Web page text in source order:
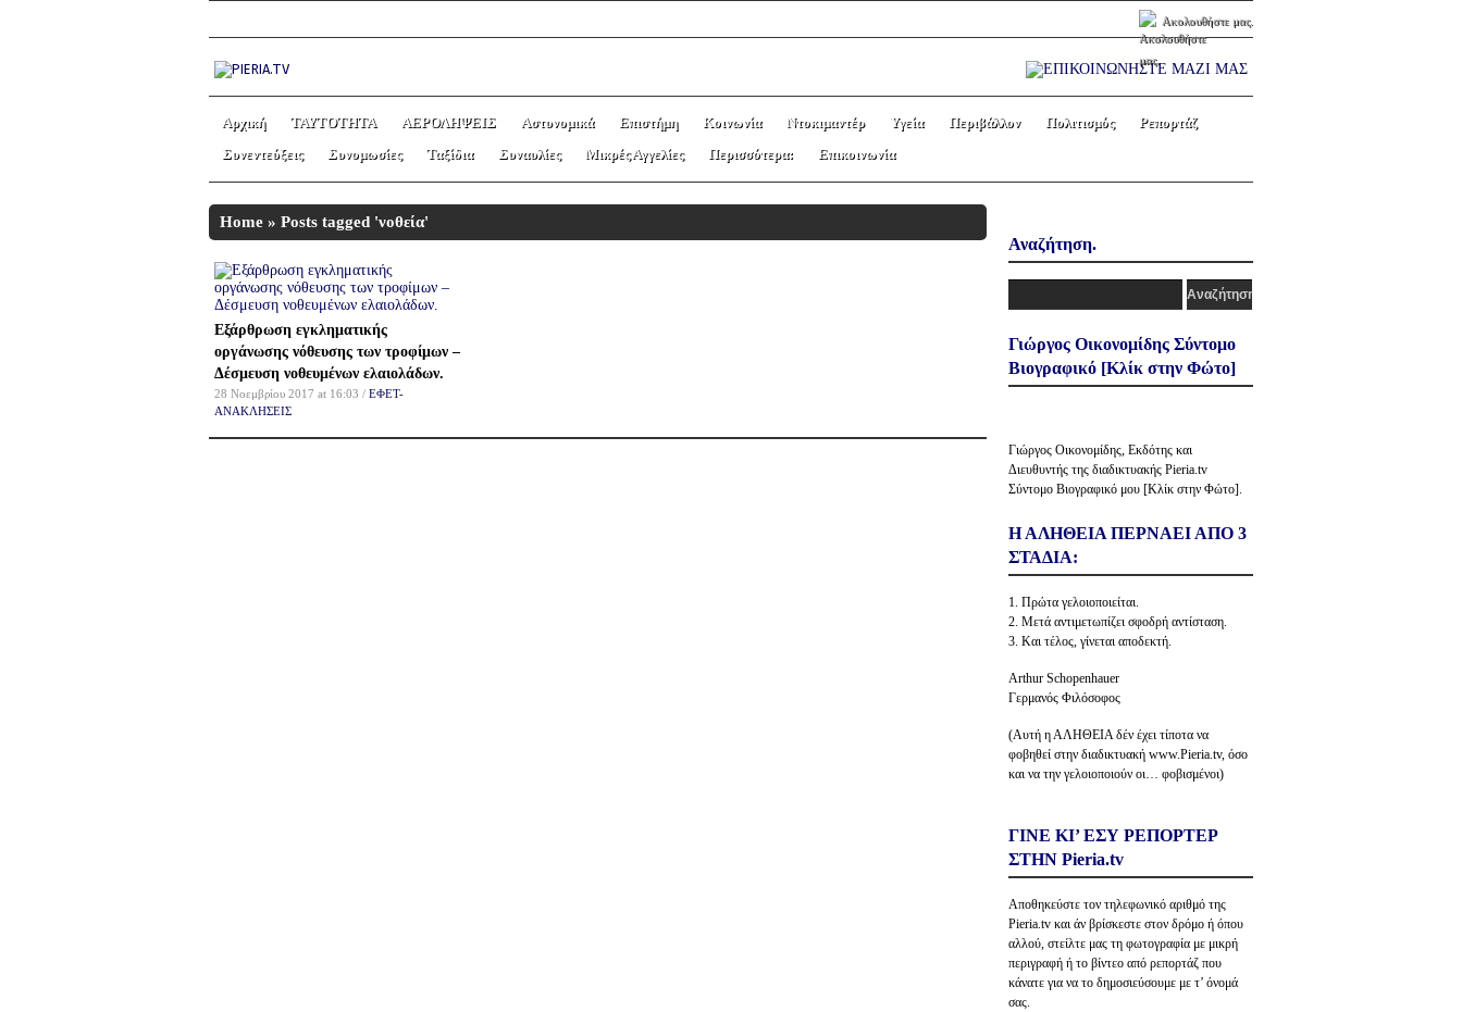
Ακολουθήστε μας.
Αρχική ΤΑΥΤΟΤΗΤΑ ΑΕΡΟΛΗΨΕΙΣ Αστυνομικά Επιστήμη Κοινωνία Ντοκιμαντέρ Υγεία Περιβάλλον Πολιτισμός
Ρεπορτάζ
Συνεντεύξεις
Συνομωσίες Ταξίδια Συναυλίες Μικρές Αγγελίες Περισσότερα: Επικοινωνία
Home » Posts tagged 'νοθεία'
Εξάρθρωση εγκληματικής
οργάνωσης νόθευσης των τροφίμων –
Δέσμευση νοθευμένων ελαιολάδων.
28 Νοεμβρίου 2017 at 16:03 / ΕΦΕΤ-
ΑΝΑΚΛΗΣΕΙΣ
Αναζήτηση.
Γιώργος Οικονομίδης Σύντομο
Βιογραφικό [Κλίκ στην Φώτο]
Γιώργος Οικονομίδης, Εκδότης και
Διευθυντής της διαδικτυακής Pieria.tv
Σύντομο Βιογραφικό μου [Κλίκ στην Φώτο].
Η ΑΛΗΘΕΙΑ ΠΕΡΝΑΕΙ ΑΠΟ 3
ΣΤΑΔΙΑ:
1. Πρώτα γελοιοποιείται.
2. Μετά αντιμετωπίζει σφοδρή αντίσταση.
3. Και τέλος, γίνεται αποδεκτή.
Arthur Schopenhauer
Γερμανός Φιλόσοφος
(Αυτή η ΑΛΗΘΕΙΑ δέν έχει τίποτα να
φοβηθεί στην διαδικτυακή www.Pieria.tv, όσο
και να την γελοιοποιούν οι… φοβισμένοι)
ΓΙΝΕ ΚΙ’ ΕΣΥ ΡΕΠΟΡΤΕΡ
ΣΤΗΝ Pieria.tv
Αποθηκεύστε τον τηλεφωνικό αριθμό της
Pieria.tv και άν βρίσκεστε στον δρόμο ή όπου
αλλού, στείλτε μας τη φωτογραφία με μικρή
περιγραφή ή το βίντεο από ρεπορτάζ που
κάνατε για να το δημοσιεύσουμε με τ’ όνομά
σας.